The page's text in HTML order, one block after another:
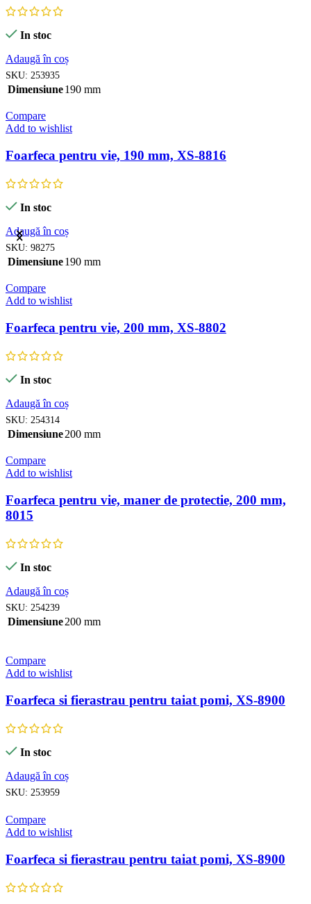
In stoc
Adaugă în coș
SKU: 253935
Dimensiune190 mm
Compare
Add to wishlist
Foarfeca pentru vie, 190 mm, XS-8816
In stoc
Adaugă în coș
SKU: 98275
Dimensiune190 mm
Compare
Add to wishlist
Foarfeca pentru vie, 200 mm, XS-8802
In stoc
Adaugă în coș
SKU: 254314
Dimensiune200 mm
Compare
Add to wishlist
Foarfeca pentru vie, maner de protectie, 200 mm,
8015
In stoc
Adaugă în coș
SKU: 254239
Dimensiune200 mm
Compare
Add to wishlist
Foarfeca si fierastrau pentru taiat pomi, XS-8900
In stoc
Adaugă în coș
SKU: 253959
Compare
Add to wishlist
Foarfeca si fierastrau pentru taiat pomi, XS-8900